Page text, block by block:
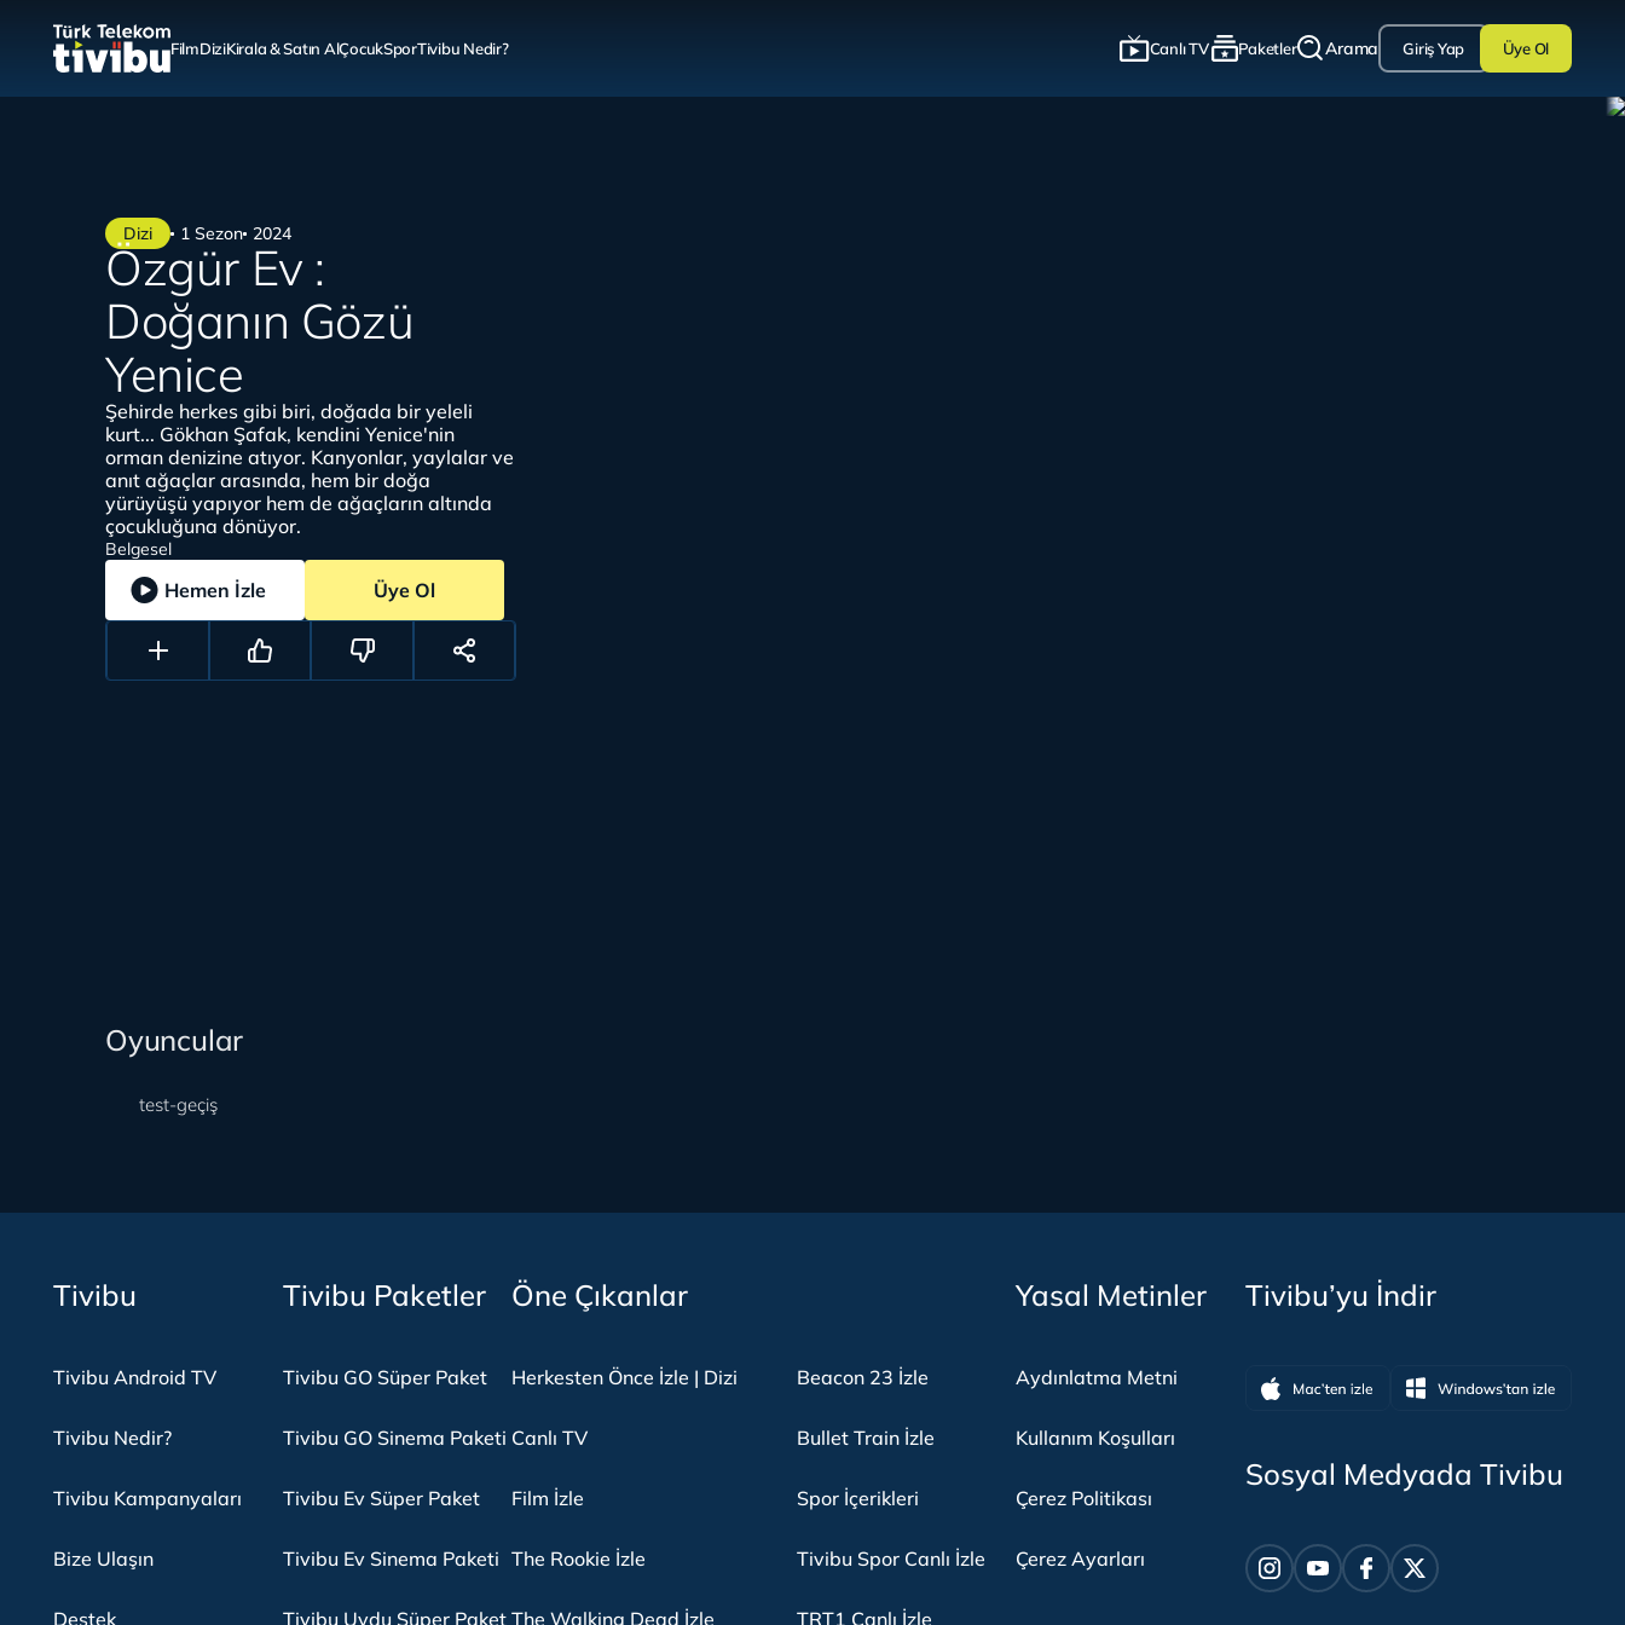
FilmDiziKirala & Satın AlÇocukSporTivibu Nedir? Canlı TV Paketler Arama Giriş Yap Üye Ol
Dizi 1 Sezon 2024
Özgür Ev :
Doğanın Gözü
Yenice
Şehirde herkes gibi biri, doğada bir yeleli
kurt... Gökhan Şafak, kendini Yenice'nin
orman denizine atıyor. Kanyonlar, yaylalar ve
anıt ağaçlar arasında, hem bir doğa
yürüyüşü yapıyor hem de ağaçların altında
çocukluğuna dönüyor.
Belgesel
Hemen İzle Üye Ol
Oyuncular
test-geçiş
Tivibu
Tivibu Android TV
Tivibu Nedir?
Tivibu Kampanyaları
Bize Ulaşın
Destek
Tivibu Paketler
Tivibu GO Süper Paket
Tivibu GO Sinema Paketi
Tivibu Ev Süper Paket
Tivibu Ev Sinema Paketi
Tivibu Uydu Süper Paket
Öne Çıkanlar
Herkesten Önce İzle | Dizi
Canlı TV
Film İzle
The Rookie İzle
The Walking Dead İzle
Beacon 23 İzle
Bullet Train İzle
Spor İçerikleri
Tivibu Spor Canlı İzle
TRT1 Canlı İzle
Yasal Metinler
Aydınlatma Metni
Kullanım Koşulları
Çerez Politikası
Çerez Ayarları
Tivibu’yu İndir
Sosyal Medyada Tivibu